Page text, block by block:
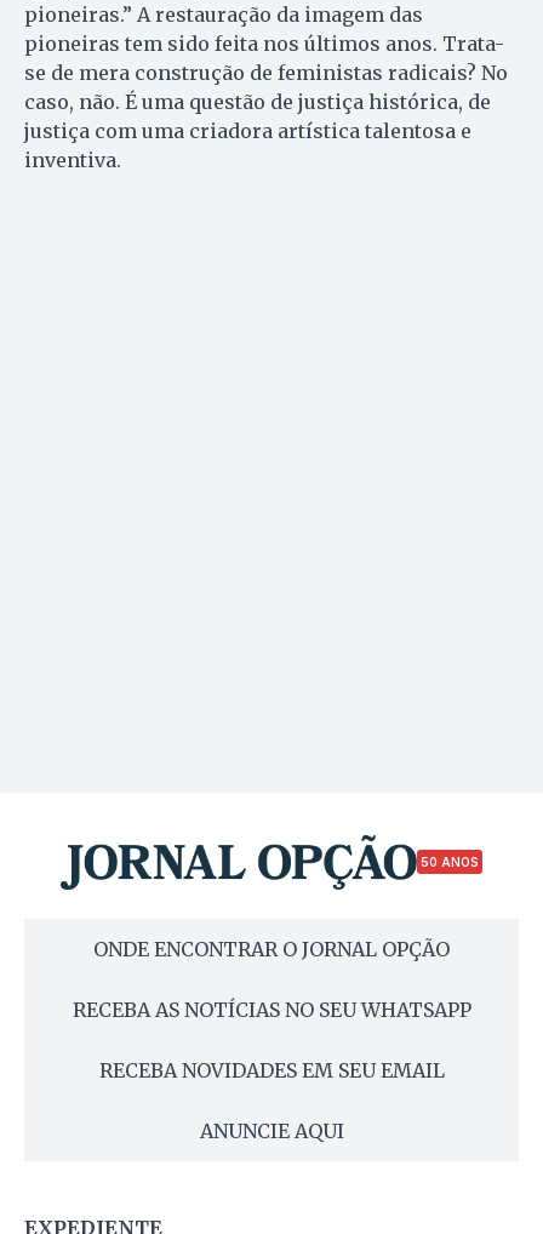
pioneiras.” A restauração da imagem das
pioneiras tem sido feita nos últimos anos. Trata-
se de mera construção de feministas radicais? No
caso, não. É uma questão de justiça histórica, de
justiça com uma criadora artística talentosa e
inventiva.
50 ANOS
ONDE ENCONTRAR O JORNAL OPÇÃO
RECEBA AS NOTÍCIAS NO SEU WHATSAPP
RECEBA NOVIDADES EM SEU EMAIL
ANUNCIE AQUI
EXPEDIENTE